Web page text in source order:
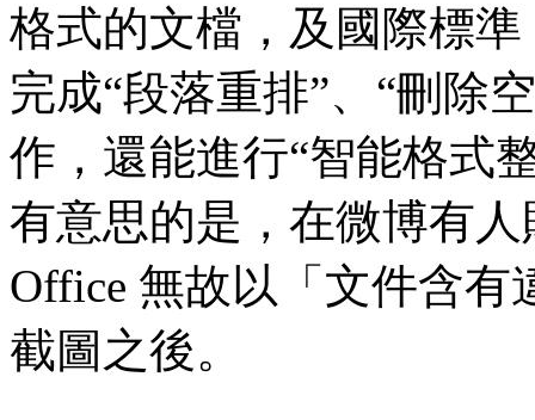
格式的文檔，及國際標
完成“段落重排”、“刪除
作，還能進行“智能格式
有意思的是，在微博有
Office 無故以「文件含
截圖之後。